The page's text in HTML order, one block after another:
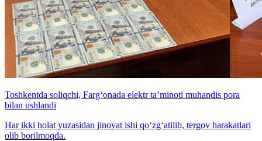
Toshkentda soliqchi, Farg‘onada elektr ta’minoti muhandis pora
bilan ushlandi
Har ikki holat yuzasidan jinoyat ishi qo‘zg‘atilib, tergov harakatlari
olib borilmoqda.